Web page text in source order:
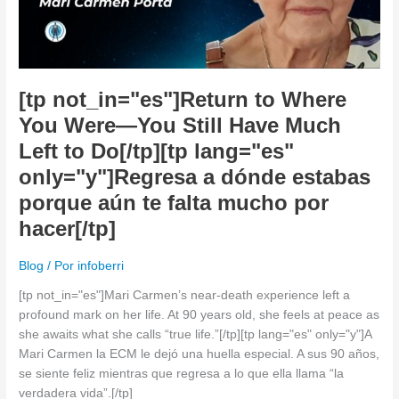
[tp not_in="es"]Return to Where
You Were—You Still Have Much
Left to Do[/tp][tp lang="es"
only="y"]Regresa a dónde estabas
porque aún te falta mucho por
hacer[/tp]
Blog / Por infoberri
[tp not_in="es"]Mari Carmen’s near-death experience left a
profound mark on her life. At 90 years old, she feels at peace as
she awaits what she calls “true life.”[/tp][tp lang="es" only="y"]A
Mari Carmen la ECM le dejó una huella especial. A sus 90 años,
se siente feliz mientras que regresa a lo que ella llama “la
verdadera vida”.[/tp]
You
Much
Left
to
Do[/tp]
lang="es"
only="y"]Regresa
a
dónde
porque
te
falta